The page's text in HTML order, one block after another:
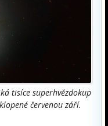
tisíce superhvězdokup
červenou září.